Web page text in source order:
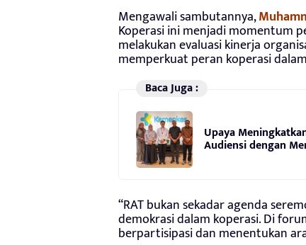
Mengawali sambutannya,
Koperasi ini menjadi momentum
melakukan evaluasi kinerja
memperkuat peran koperasi
Baca Juga :
Upaya
Audiensi dengan
“RAT bukan sekadar agenda
demokrasi dalam koperasi. Di
berpartisipasi dan menentukan